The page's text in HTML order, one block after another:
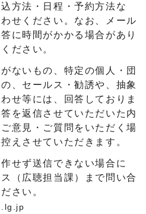
方法・日程・予約方法な
せください。なお、メール
に時間がかかる場合があり
ださい。
ないもの、特定の個人・団
、セールス・勧誘や、抽象
せ等には、回答しておりま
を返信させていただいた内
意見・ご質問をいただく場
えさせていただきます。
せず送信できない場合に
（広聴担当課）まで問い合
さい。